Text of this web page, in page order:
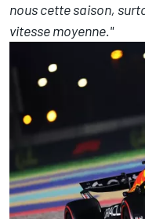
nous cette saison,
vitesse moyenne."